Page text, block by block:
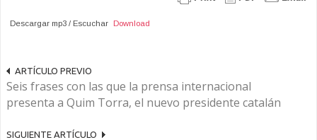
Descargar mp3 / Escuchar Download
ARTÍCULO PREVIO
Seis frases con las que la prensa internacional
presenta a Quim Torra, el nuevo presidente catalán
SIGUIENTE ARTÍCULO